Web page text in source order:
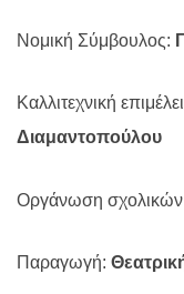
Νομική Σύμβουλος:
Καλλιτεχνική
Διαμαντοπούλου
Οργάνωση σχολικών
Παραγωγή: